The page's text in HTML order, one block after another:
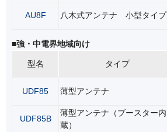
AU8F 八木式アンテナ 小型タイプ
■強・中電界地域向け
型名 タイプ
UDF85 薄型アンテナ
UDF85B
薄型アンテナ（ブースター内
蔵）